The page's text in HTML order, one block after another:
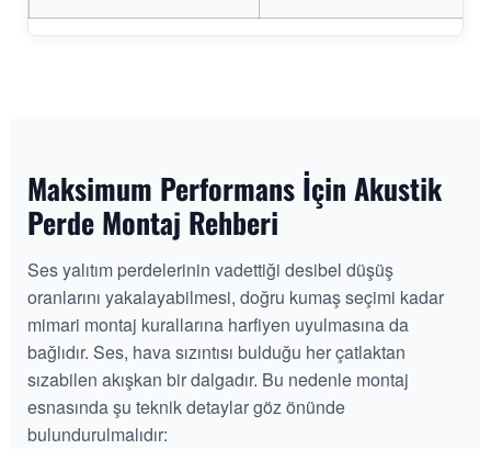
Maksimum Performans İçin Akustik
Perde Montaj Rehberi
Ses yalıtım perdelerinin vadettiği desibel düşüş
oranlarını yakalayabilmesi, doğru kumaş seçimi kadar
mimari montaj kurallarına harfiyen uyulmasına da
bağlıdır. Ses, hava sızıntısı bulduğu her çatlaktan
sızabilen akışkan bir dalgadır. Bu nedenle montaj
esnasında şu teknik detaylar göz önünde
bulundurulmalıdır: